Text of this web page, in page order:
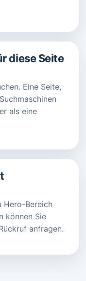
diese Seite
Eine Seite,
als eine
Hero-Bereich
können Sie
anfragen.